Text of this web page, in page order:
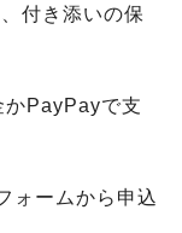
付き添いの保
かPayPayで支
ォームから申込